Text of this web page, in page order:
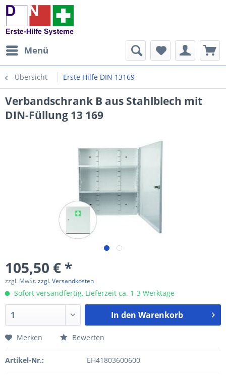
Menü
Übersicht Erste Hilfe DIN 13169
Verbandschrank B aus Stahlblech mit
DIN-Füllung 13 169
105,50 € *
zzgl. MwSt.zzgl. Versandkosten
Sofort versandfertig, Lieferzeit ca. 1-3 Werktage
In den Warenkorb
Merken Bewerten
Artikel-Nr.: EH41803600600